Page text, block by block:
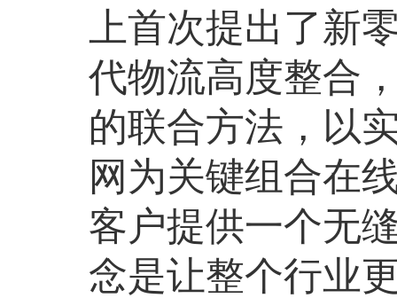
上首次提出了新
代物流高度整合
的联合方法，以
网为关键组合在
客户提供一个无
念是让整个行业